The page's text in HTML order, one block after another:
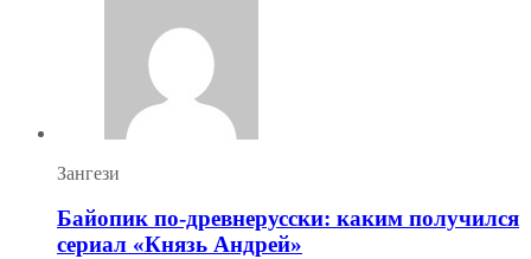
Зангези
Байопик по-древнерусски: каким получился
сериал «Князь Андрей»